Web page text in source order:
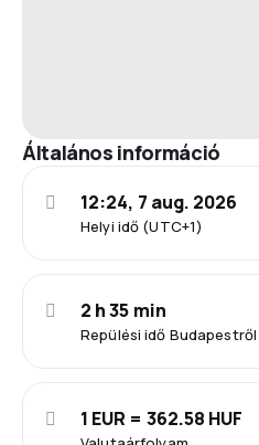
Általános információ
Helyi idő (UTC+1)
12:24, 7 aug. 2026
Repülési idő Budapestről
2 h 35 min
1 EUR = 362.58 HUF